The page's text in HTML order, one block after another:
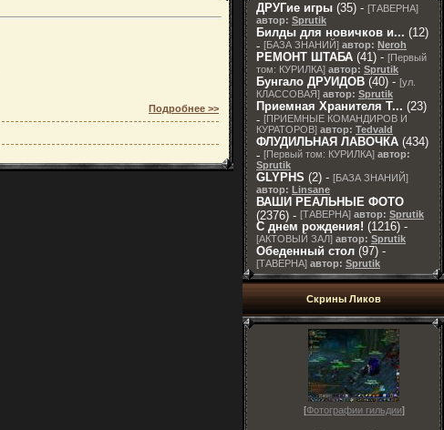
Подробнее >>
ДРУГие игры (35) - [ТАВЕРНА]
автор: Sprutik
Билды для новичков и... (12)
- [БАЗА ЗНАНИЙ] автор: Neroh
РЕМОНТ ШТАБА (41) - [Первый
том: КУРИЛКА] автор: Sprutik
Бунгало ДРУИДОВ (40) - [ул.
КЛАССОВАЯ] автор: Sprutik
Приемная Хранителя T... (23)
- [ПРИЕМНЫЕ КОМАНДИРОВ И
КУРАТОРОВ] автор: Tedvald
ФЛУДИЛЬНАЯ ЛАВОЧКА (434)
- [Первый том: КУРИЛКА] автор:
Sprutik
GLYPHS (2) - [БАЗА ЗНАНИЙ]
автор: Linsane
ВАШИ РЕАЛЬНЫЕ ФОТО
(2376) - [ТАВЕРНА] автор: Sprutik
С днем рождения! (1216) -
[АКТОВЫЙ ЗАЛ] автор: Sprutik
Обеденный стол (97) -
[ТАВЕРНА] автор: Sprutik
Скрины Ликов
[Фотографии гильдии]